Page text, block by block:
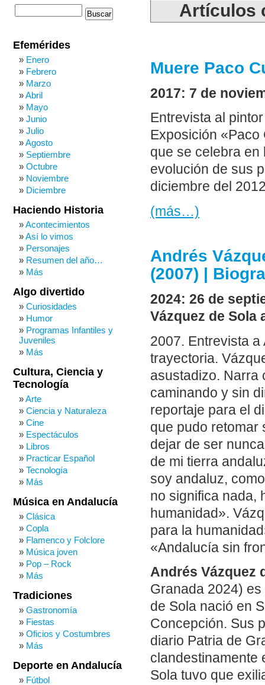
Artículos
Muere Paco
2017: 7 de
Entrevista al
Exposición
que se celebra en
evolución de sus
diciembre del
(más…)
Andrés
(2007) |
2024: 26 de
Vázquez de Sola
2007. Entrevista
trayectoria.
asustadizo. Narra
caminando y sin
reportaje para el
que pudo
dejar de ser
de mi tierra
soy andaluz,
no significa nada,
humanidad».
para la
«Andalucía sin
Andrés Vázquez
Granada 2024)
de Sola nació en
Concepción. Sus
diario Patria de
clandestinamente
Sola tuvo que
Efemérides
Enero
Febrero
Marzo
Abril
Mayo
Junio
Julio
Agosto
Septiembre
Octubre
Noviembre
Diciembre
Haciendo Historia
Acontecimientos
Así lo vimos
Personajes
Resumen del año…
Más
Algo divertido
Curiosidades
Humor
Programas Infantiles y
Juveniles
Más
Cultura, Ciencia y
Tecnología
Arte
Ciencia y Naturaleza
Cine
Espectáculos
Libros
Practicar Español
Tecnología
Más
Música en Andalucía
Clásica
Copla
Flamenco y Folclore
Música joven
Pop – Rock
Más
Tradiciones
Gastronomía
Fiestas
Oficios y Costumbres
Más
Deporte en Andalucía
Fútbol